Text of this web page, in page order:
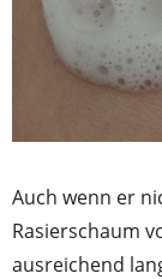
Auch wenn er
Rasierschaum
ausreichend